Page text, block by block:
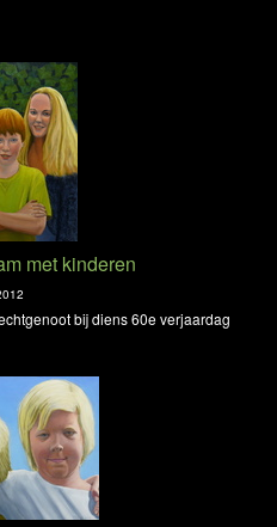
met kinderen
bij diens 60e verjaardag